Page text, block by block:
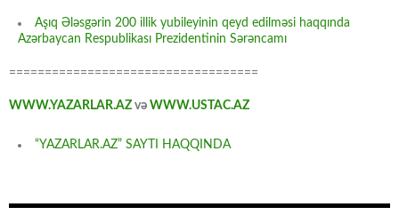
Aşıq Ələsgərin 200 illik yubileyinin qeyd edilməsi haqqında
Azərbaycan Respublikası Prezidentinin Sərəncamı
===================================
WWW.YAZARLAR.AZ və WWW.USTAC.AZ
“YAZARLAR.AZ” SAYTI HAQQINDA